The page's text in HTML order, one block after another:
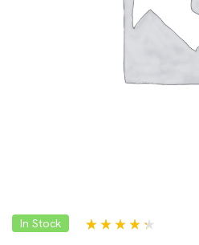
In Stock